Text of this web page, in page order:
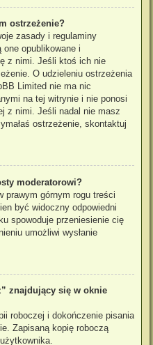
ostrzeżenie?
zasady i regulaminy
opublikowane i
z nimi. Jeśli ktoś ich nie
O udzieleniu ostrzeżenia
Limited nie ma nic
na tej witrynie i nie ponosi
z nimi. Jeśli nadal nie masz
ostrzeżenie, skontaktuj
moderatorowi?
prawym górnym rogu treści
być widoczny odpowiedni
spowoduje przeniesienie cię
umożliwi wysłanie
znajdujący się w oknie
roboczej i dokończenie pisania
Zapisaną kopię roboczą